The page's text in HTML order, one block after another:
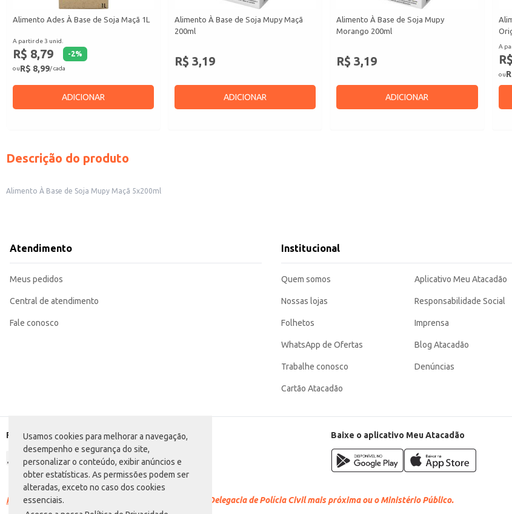
Usamos cookies para melhorar a navegação,
desempenho e segurança do site,
personalizar o conteúdo, exibir anúncios e
obter estatísticas. As permissões podem ser
alteradas, exceto no caso dos cookies
essenciais.
Alimento Ades À Base de Soja Maçã 1L
A partir de 3 unid.
R$ 8,79 -2%
ouR$ 8,99/ cada
ADICIONAR
Alimento À Base de Soja Mupy Maçã
200ml
R$ 3,19
ADICIONAR
Alimento À Base de Soja Mupy
Morango 200ml
R$ 3,19
ADICIONAR
A
ou
Descrição do produto
Alimento À Base de Soja Mupy Maçã 5x200ml
Atendimento
Meus pedidos
Central de atendimento
Fale conosco
Institucional
Quem somos
Nossas lojas
Folhetos
WhatsApp de Ofertas
Trabalhe conosco
Cartão Atacadão
Aplicativo Meu Atacadão
Responsabilidade Social
Imprensa
Blog Atacadão
Denúncias
Formas de pagamento Baixe o aplicativo Meu Atacadão
Racismo é crime. Denuncie. Disque 100 ou procure a Delegacia de Polícia Civil mais próxima ou o Ministério Público.